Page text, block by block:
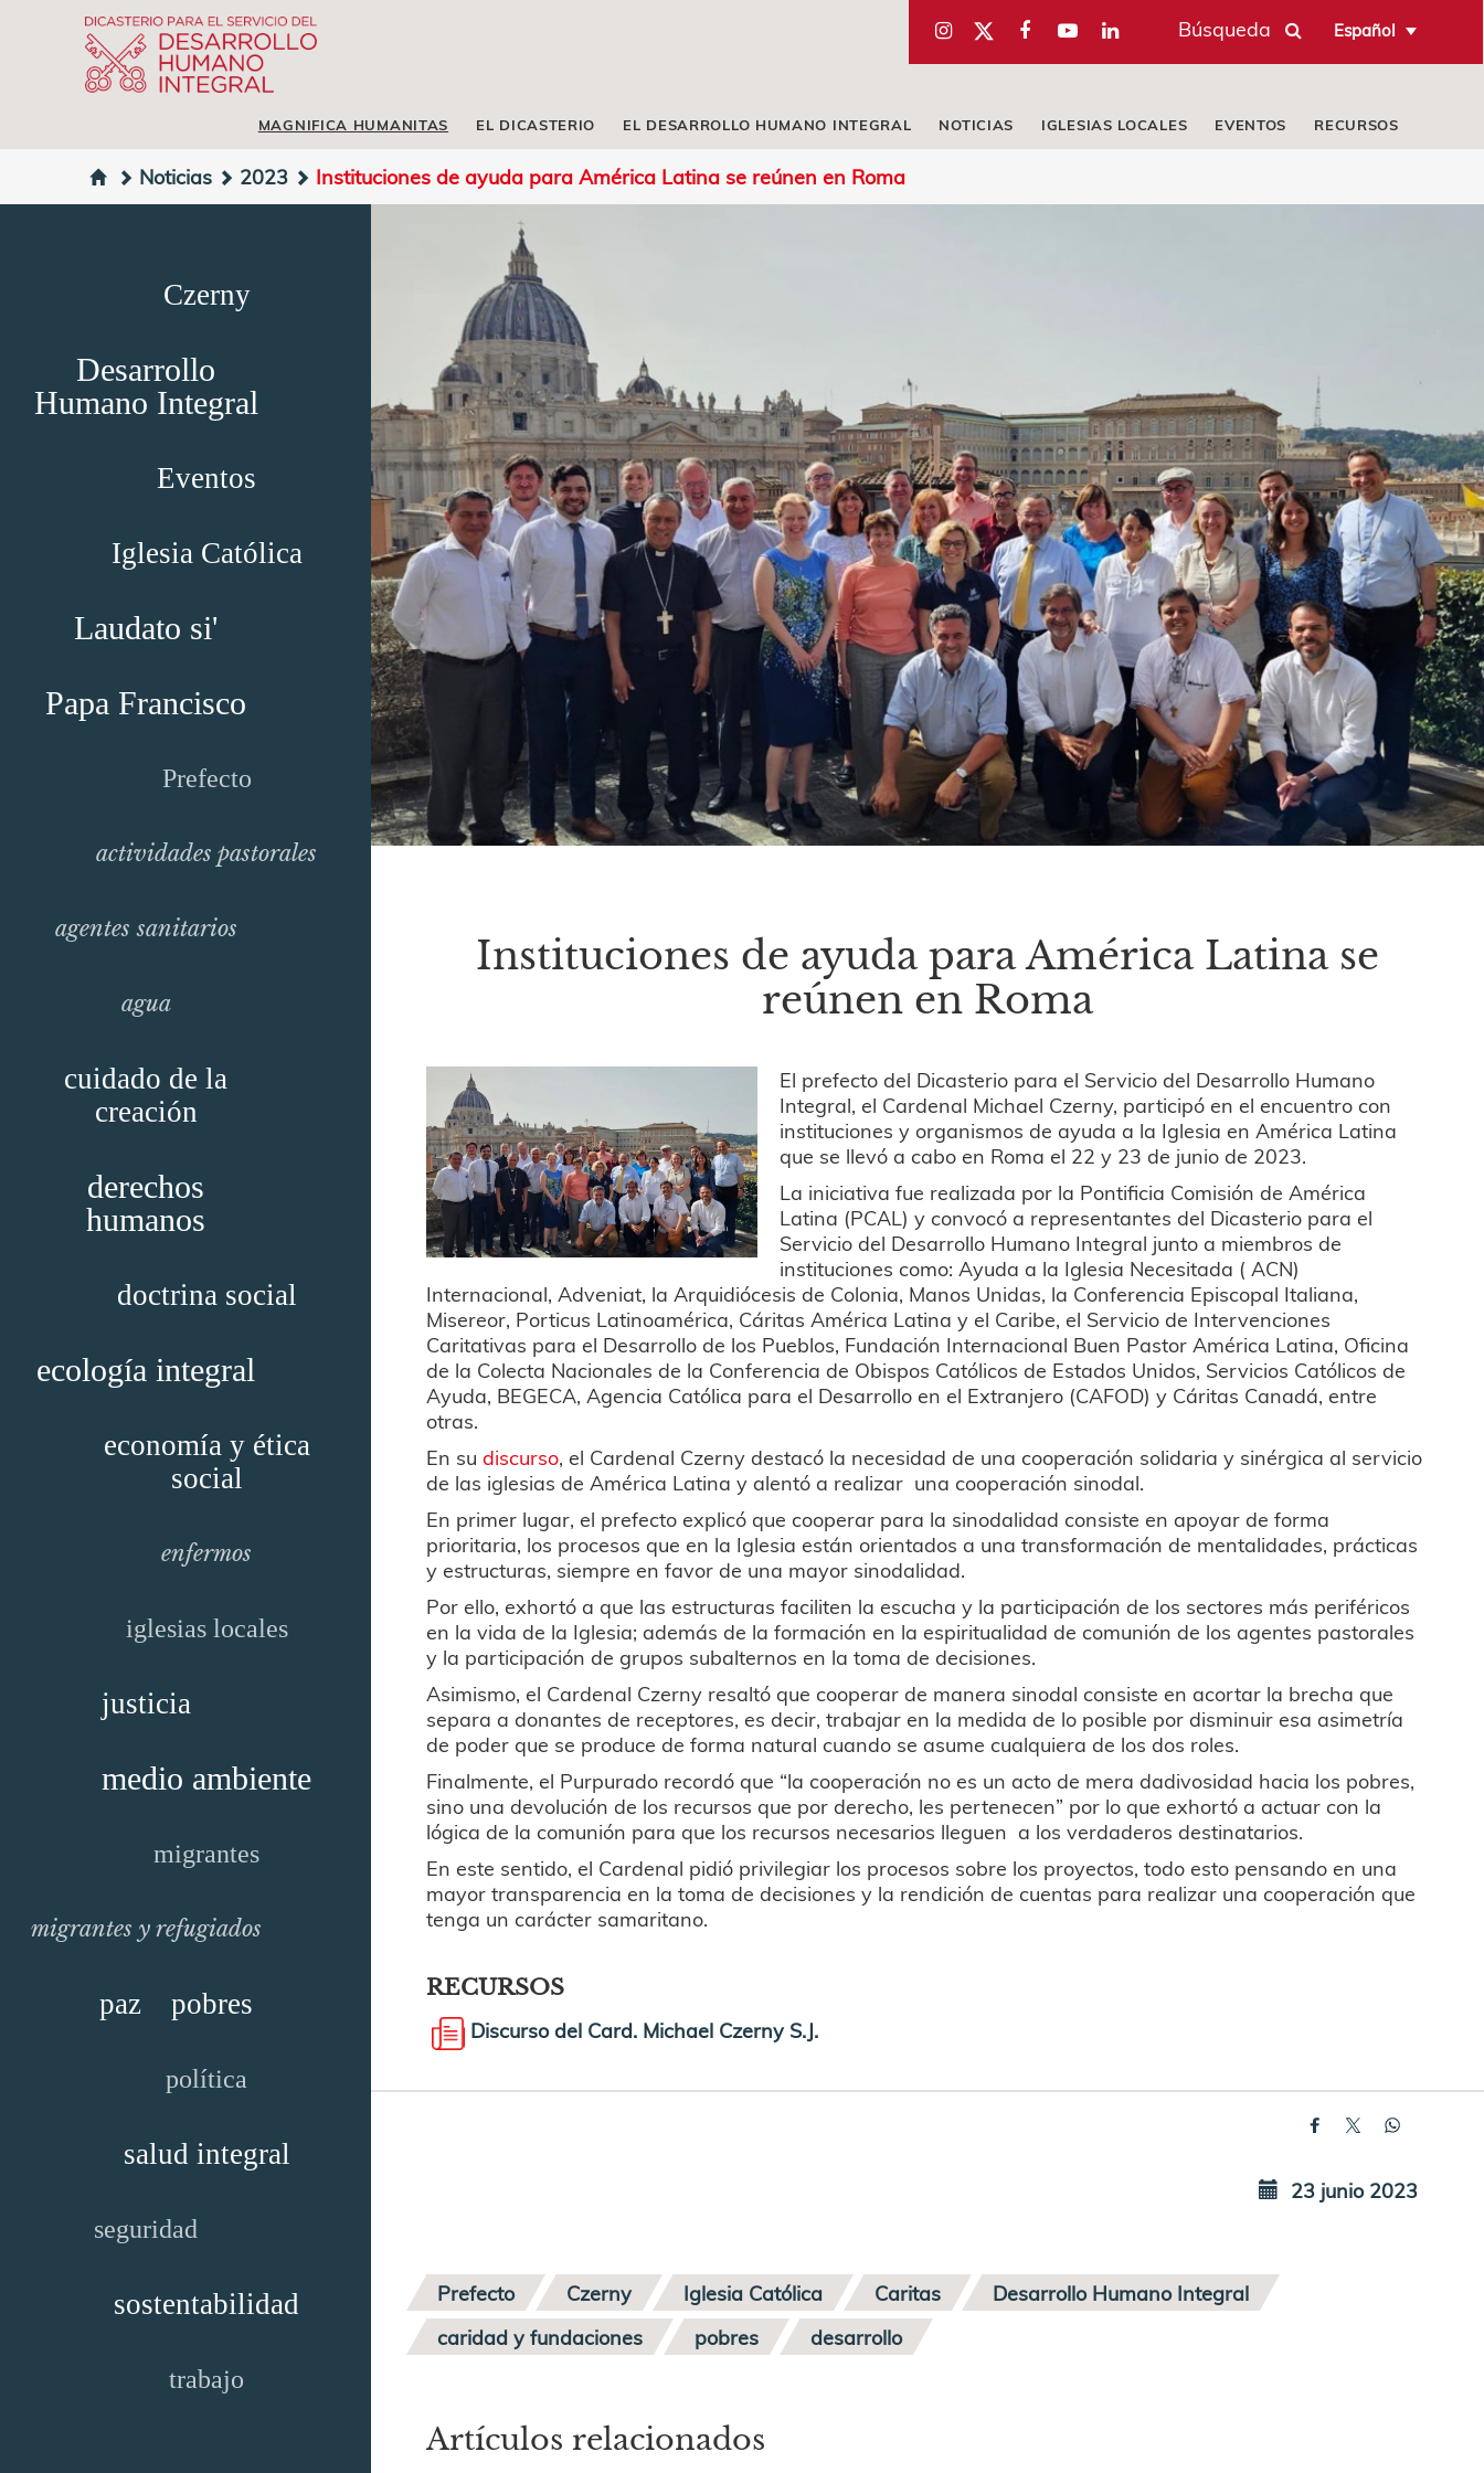
Búsqueda Español
MAGNIFICA HUMANITAS EL DICASTERIO EL DESARROLLO HUMANO INTEGRAL NOTICIAS IGLESIAS LOCALES EVENTOS RECURSOS
Noticias 2023 Instituciones de ayuda para América Latina se reúnen en Roma
Czerny
Desarrollo
Humano Integral
Eventos
Iglesia Católica
Laudato si'
Papa Francisco
Prefecto
actividades pastorales
agentes sanitarios
agua
cuidado de la
creación
derechos
humanos
doctrina social
ecología integral
economía y ética
social
enfermos
iglesias locales
justicia
medio ambiente
migrantes
migrantes y refugiados
paz pobres
política
salud integral
seguridad
sostentabilidad
trabajo
Instituciones de ayuda para América Latina se
reúnen en Roma
El prefecto del Dicasterio para el Servicio del Desarrollo Humano
Integral, el Cardenal Michael Czerny, participó en el encuentro con
instituciones y organismos de ayuda a la Iglesia en América Latina
que se llevó a cabo en Roma el 22 y 23 de junio de 2023.
La iniciativa fue realizada por la Pontificia Comisión de América
Latina (PCAL) y convocó a representantes del Dicasterio para el
Servicio del Desarrollo Humano Integral junto a miembros de
instituciones como: Ayuda a la Iglesia Necesitada ( ACN)
Internacional, Adveniat, la Arquidiócesis de Colonia, Manos Unidas, la Conferencia Episcopal Italiana,
Misereor, Porticus Latinoamérica, Cáritas América Latina y el Caribe, el Servicio de Intervenciones
Caritativas para el Desarrollo de los Pueblos, Fundación Internacional Buen Pastor América Latina, Oficina
de la Colecta Nacionales de la Conferencia de Obispos Católicos de Estados Unidos, Servicios Católicos de
Ayuda, BEGECA, Agencia Católica para el Desarrollo en el Extranjero (CAFOD) y Cáritas Canadá, entre
otras.
En sudiscurso, el Cardenal Czerny destacó la necesidad de una cooperación solidaria y sinérgica al servicio
de las iglesias de América Latina y alentó a realizar una cooperación sinodal.
En primer lugar, el prefecto explicó que cooperar para la sinodalidad consiste en apoyar de forma
prioritaria, los procesos que en la Iglesia están orientados a una transformación de mentalidades, prácticas
y estructuras, siempre en favor de una mayor sinodalidad.
Por ello, exhortó a que las estructuras faciliten la escucha y la participación de los sectores más periféricos
en la vida de la Iglesia; además de la formación en la espiritualidad de comunión de los agentes pastorales
y la participación de grupos subalternos en la toma de decisiones.
Asimismo, el Cardenal Czerny resaltó que cooperar de manera sinodal consiste en acortar la brecha que
separa a donantes de receptores, es decir, trabajar en la medida de lo posible por disminuir esa asimetría
de poder que se produce de forma natural cuando se asume cualquiera de los dos roles.
Finalmente, el Purpurado recordó que “la cooperación no es un acto de mera dadivosidad hacia los pobres,
sino una devolución de los recursos que por derecho, les pertenecen” por lo que exhortó a actuar con la
lógica de la comunión para que los recursos necesarios lleguen a los verdaderos destinatarios.
En este sentido, el Cardenal pidió privilegiar los procesos sobre los proyectos, todo esto pensando en una
mayor transparencia en la toma de decisiones y la rendición de cuentas para realizar una cooperación que
tenga un carácter samaritano.
RECURSOS
Discurso del Card. Michael Czerny S.J.
23 junio 2023
Prefecto Czerny Iglesia Católica Caritas
Desarrollo Humano Integral
caridad y fundaciones
pobres desarrollo
Artículos relacionados